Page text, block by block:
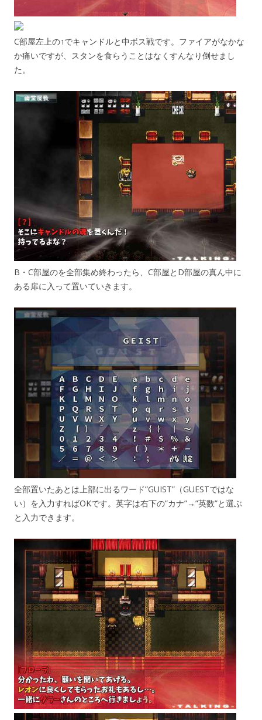
C部屋左上の↑でキャンドルと中ボス戦です。ファイアがなかな
か痛いですが、スタンを食らうことはなくすんなり倒せまし
た。
B・C部屋のを全部集め終わったら、C部屋とD部屋の真ん中に
ある扉に入って置いていきます。
全部置いたあとは上部に出るワード”GUIST”（GUESTではな
い）を入力すればOKです。英字は右下の”カナ”→”英数”と選ぶ
と入力できます。